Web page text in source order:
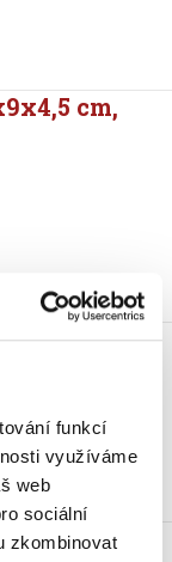
funkcí
využíváme
web
sociální
zkombinovat
cm,
listů
listů